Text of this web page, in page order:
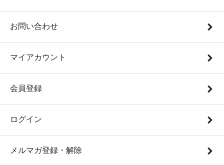
お問い合わせ
マイアカウント
会員登録
ログイン
メルマガ登録・解除